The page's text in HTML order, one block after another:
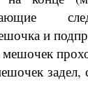
и
задел,